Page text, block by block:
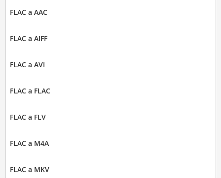
FLAC a AAC
FLAC a AIFF
FLAC a AVI
FLAC a FLAC
FLAC a FLV
FLAC a M4A
FLAC a MKV